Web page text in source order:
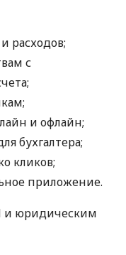
расходов;
с
и офлайн;
бухгалтера;
кликов;
приложение.
и юридическим